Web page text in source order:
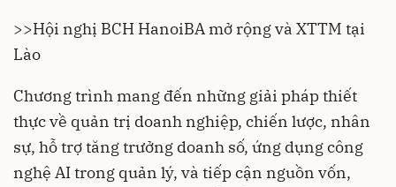
>>Hội nghị BCH HanoiBA mở rộng và XTTM tại
Lào
Chương trình mang đến những giải pháp thiết
thực về quản trị doanh nghiệp, chiến lược, nhân
sự, hỗ trợ tăng trưởng doanh số, ứng dụng công
nghệ AI trong quản lý, và tiếp cận nguồn vốn,